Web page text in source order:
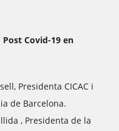
Covid-19 en
Presidenta CICAC i
de Barcelona.
, Presidenta de la